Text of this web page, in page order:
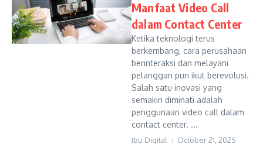
Manfaat Video Call
dalam Contact Center
Ketika teknologi terus
berkembang, cara perusahaan
berinteraksi dan melayani
pelanggan pun ikut berevolusi.
Salah satu inovasi yang
semakin diminati adalah
penggunaan video call dalam
contact center. ...
Ibu Digital October 21, 2025